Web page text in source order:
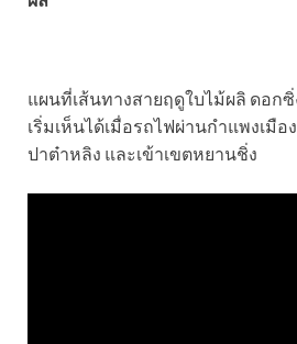
แผนที่เส้นทางสายฤดูใบไม้ผลิ ดอก
เริ่มเห็นได้เมื่อรถไฟผ่านกำแพงเมื
ปาต๋าหลิง และเข้าเขตหยานชิ่ง